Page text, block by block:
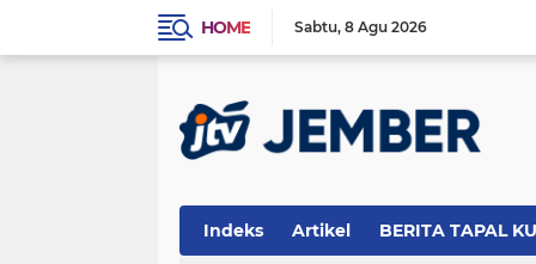
HOME Sabtu 8 Agu 2026
Indeks Artikel BERITA TAPAL